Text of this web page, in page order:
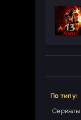
По типу:
Сериалы